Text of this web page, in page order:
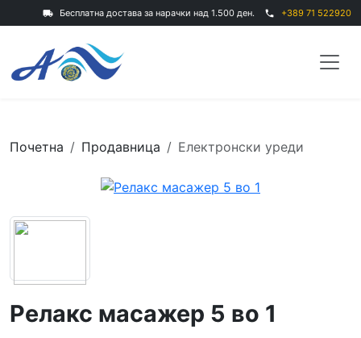
local_shipping Бесплатна достава за нарачки над 1.500 ден. phone +389 71 522920
Почетна Продавница Електронски уреди
Релакс масажер 5 во 1